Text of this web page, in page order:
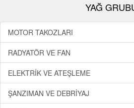
YAĞ
MOTOR TAKOZLARI
RADYATÖR VE FAN
ELEKTRİK VE ATEŞLEME
ŞANZIMAN VE DEBRİYAJ